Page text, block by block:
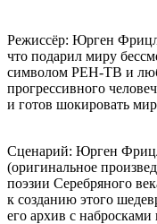
Режиссёр: Юрген
что подарил миру
символом РЕН-ТВ и
прогрессивного
и готов шокировать
Сценарий: Юрген
(оригинальное
поэзии Серебряного
к созданию этого
его архив с набросками